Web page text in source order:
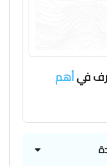
فيأهم